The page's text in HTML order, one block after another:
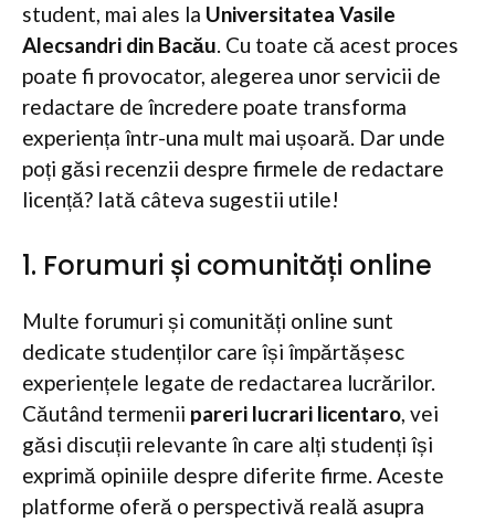
student, mai ales la Universitatea Vasile
Alecsandri din Bacău. Cu toate că acest proces
poate fi provocator, alegerea unor servicii de
redactare de încredere poate transforma
experiența într-una mult mai ușoară. Dar unde
poți găsi recenzii despre firmele de redactare
licență? Iată câteva sugestii utile!
1. Forumuri și comunități online
Multe forumuri și comunități online sunt
dedicate studenților care își împărtășesc
experiențele legate de redactarea lucrărilor.
Căutând termenii pareri lucrari licentaro , vei
găsi discuții relevante în care alți studenți își
exprimă opiniile despre diferite firme. Aceste
platforme oferă o perspectivă reală asupra